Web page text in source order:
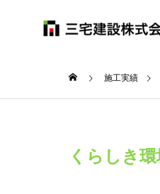
施工実績
くらしき